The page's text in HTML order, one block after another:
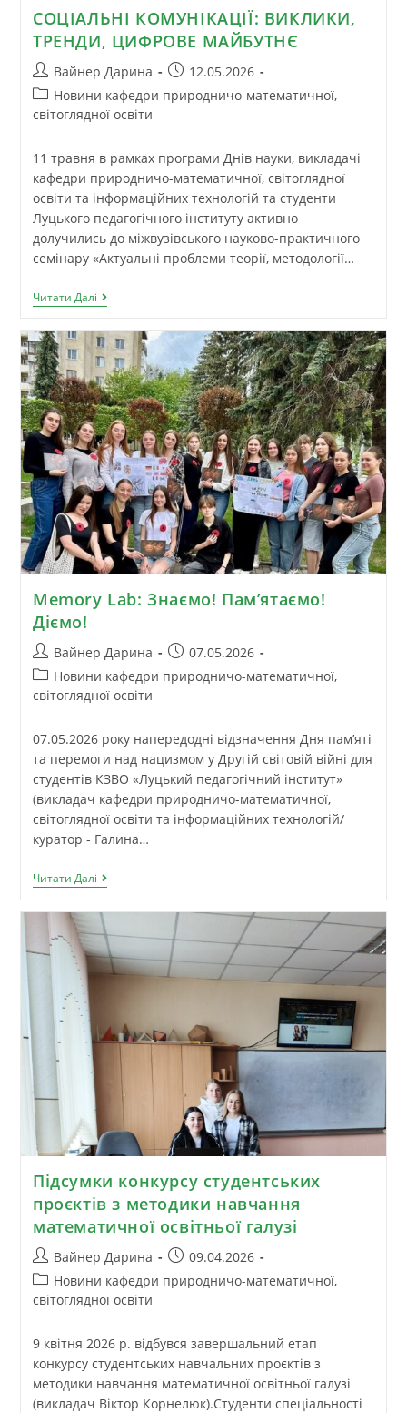
СОЦІАЛЬНІ КОМУНІКАЦІЇ: ВИКЛИКИ,
ТРЕНДИ, ЦИФРОВЕ МАЙБУТНЄ
Вайнер Дарина
12.05.2026
Новини кафедри природничо-математичної,
світоглядної освіти
11 травня в рамках програми Днів науки, викладачі
кафедри природничо-математичної, світоглядної
освіти та інформаційних технологій та студенти
Луцького педагогічного інституту активно
долучились до міжвузівського науково-практичного
семінару «Актуальні проблеми теорії, методології…
Читати Далі
Memory Lab: Знаємо! Пам’ятаємо!
Діємо!
Вайнер Дарина
07.05.2026
Новини кафедри природничо-математичної,
світоглядної освіти
07.05.2026 року напередодні відзначення Дня пам’яті
та перемоги над нацизмом у Другій світовій війні для
студентів КЗВО «Луцький педагогічний інститут»
(викладач кафедри природничо-математичної,
світоглядної освіти та інформаційних технологій/
куратор - Галина…
Читати Далі
Підсумки конкурсу студентських
проєктів з методики навчання
математичної освітньої галузі
Вайнер Дарина
09.04.2026
Новини кафедри природничо-математичної,
світоглядної освіти
9 квітня 2026 р. відбувся завершальний етап
конкурсу студентських навчальних проєктів з
методики навчання математичної освітньої галузі
(викладач Віктор Корнелюк).Студенти спеціальності